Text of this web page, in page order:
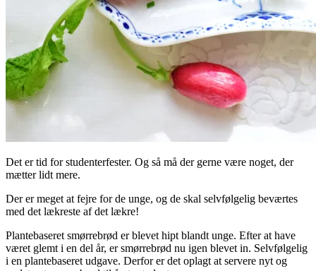
Det er tid for studenterfester. Og så må der gerne være noget, der
mætter lidt mere.
Der er meget at fejre for de unge, og de skal selvfølgelig beværtes
med det lækreste af det lækre!
Plantebaseret smørrebrød er blevet hipt blandt unge. Efter at have
været glemt i en del år, er smørrebrød nu igen blevet in. Selvfølgelig
i en plantebaseret udgave. Derfor er det oplagt at servere nyt og